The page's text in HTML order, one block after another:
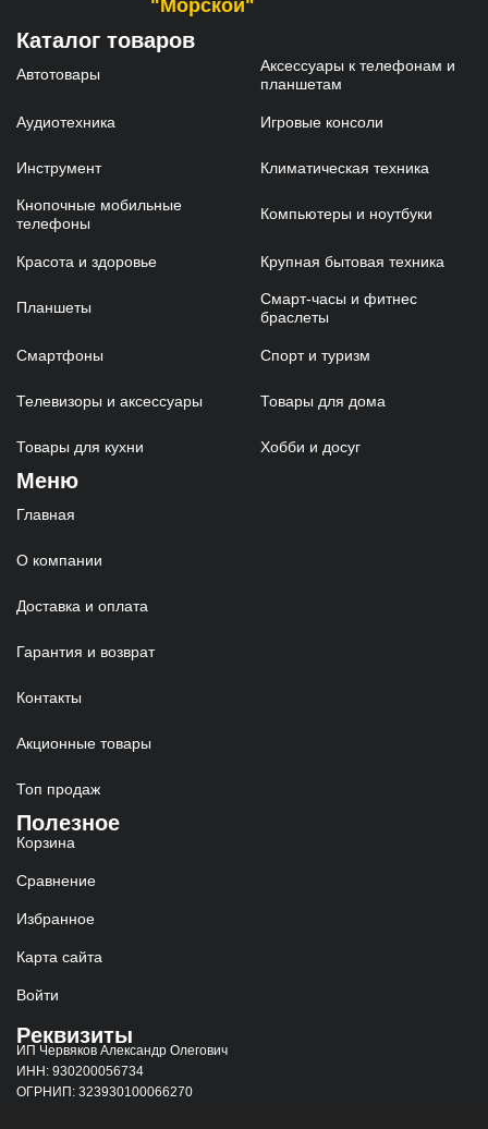
"Морской"
Каталог товаров
Автотовары
Аксессуары к телефонам и
планшетам
Аудиотехника Игровые консоли
Инструмент Климатическая техника
Кнопочные мобильные
телефоны
Компьютеры и ноутбуки
Красота и здоровье Крупная бытовая техника
Планшеты
Смарт-часы и фитнес
браслеты
Смартфоны Спорт и туризм
Телевизоры и аксессуары Товары для дома
Товары для кухни Хобби и досуг
Меню
Главная
О компании
Доставка и оплата
Гарантия и возврат
Контакты
Акционные товары
Топ продаж
Полезное
Корзина
Сравнение
Избранное
Карта сайта
Войти
Реквизиты
ИП Червяков Александр Олегович
ИНН: 930200056734
ОГРНИП: 323930100066270